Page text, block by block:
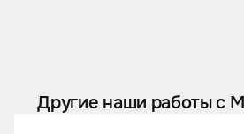
Другие наши работы с